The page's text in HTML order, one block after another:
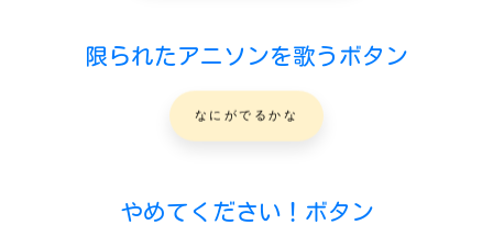
限られたアニソンを歌うボタン
なにがでるかな
やめてください！ボタン